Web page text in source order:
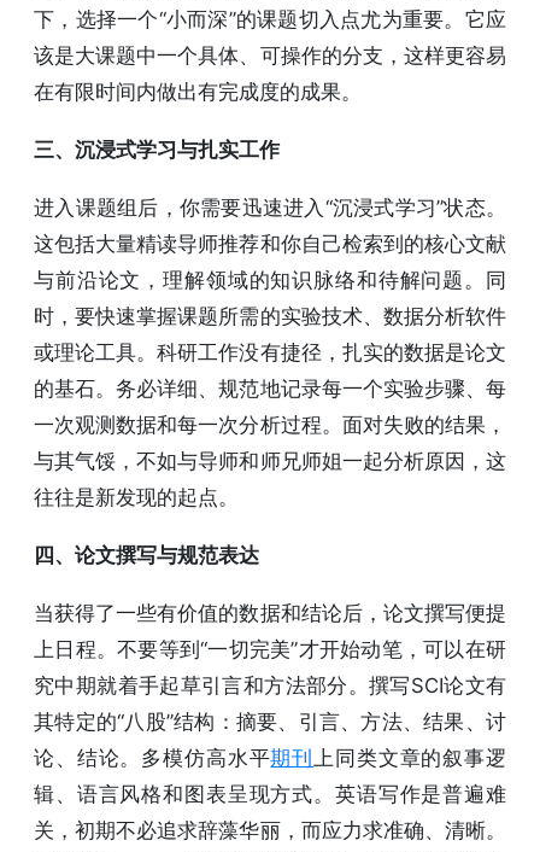
下，选择一个“小而深”的课题切入点尤为重要。它应
该是大课题中一个具体、可操作的分支，这样更容易
在有限时间内做出有完成度的成果。
三、沉浸式学习与扎实工作
进入课题组后，你需要迅速进入“沉浸式学习”状态。
这包括大量精读导师推荐和你自己检索到的核心文献
与前沿论文，理解领域的知识脉络和待解问题。同
时，要快速掌握课题所需的实验技术、数据分析软件
或理论工具。科研工作没有捷径，扎实的数据是论文
的基石。务必详细、规范地记录每一个实验步骤、每
一次观测数据和每一次分析过程。面对失败的结果，
与其气馁，不如与导师和师兄师姐一起分析原因，这
往往是新发现的起点。
四、论文撰写与规范表达
当获得了一些有价值的数据和结论后，论文撰写便提
上日程。不要等到“一切完美”才开始动笔，可以在研
究中期就着手起草引言和方法部分。撰写SCI论文有
其特定的“八股”结构：摘要、引言、方法、结果、讨
论、结论。多模仿高水平期刊 上同类文章的叙事逻
辑、语言风格和图表呈现方式。英语写作是普遍难
关，初期不必追求辞藻华丽，而应力求准确、清晰。